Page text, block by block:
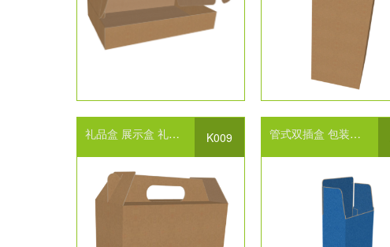
礼品盒 展示盒礼盒包装设计 自锁底式包装设计包装盒设计
K009 管式双插盒包装结构设计